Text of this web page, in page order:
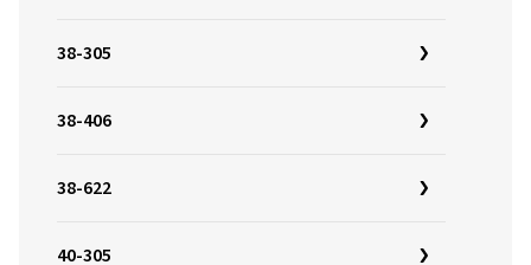
38-305
38-406
38-622
40-305